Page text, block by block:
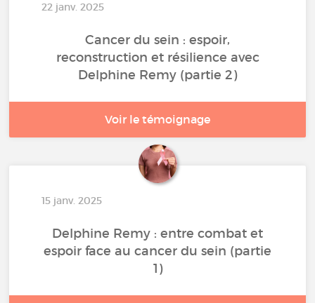
22 janv. 2025
Cancer du sein : espoir,
reconstruction et résilience avec
Delphine Remy (partie 2)
Voir le témoignage
15 janv. 2025
Delphine Remy : entre combat et
espoir face au cancer du sein (partie
1)